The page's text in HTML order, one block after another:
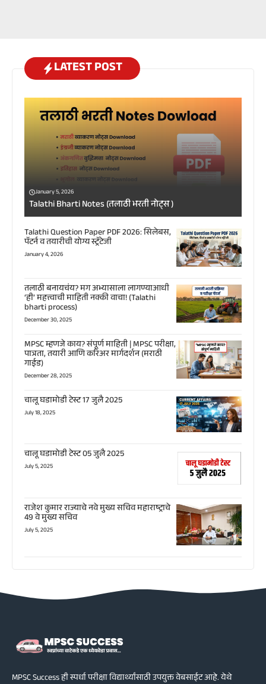
LATEST POST
January 5, 2026
Talathi Bharti Notes (तलाठी भरती नोट्स )
Talathi Question Paper PDF 2026: सिलेबस,
पॅटर्न व तयारीची योग्य स्ट्रॅटेजी
January 4, 2026
तलाठी बनायचंय? मग अभ्यासाला लागण्याआधी
‘ही’ महत्त्वाची माहिती नक्की वाचा! (Talathi
bharti process)
December 30, 2025
MPSC म्हणजे काय? संपूर्ण माहिती | MPSC परीक्षा,
पात्रता, तयारी आणि करिअर मार्गदर्शन (मराठी
गाईड)
December 28, 2025
चालू घडामोडी टेस्ट 17 जुलै 2025
July 18, 2025
चालू घडामोडी टेस्ट 05 जुलै 2025
July 5, 2025
राजेश कुमार राज्याचे नवे मुख्य सचिव महाराष्ट्राचे
49 वे मुख्य सचिव
July 5, 2025
MPSC Success ही स्पर्धा परीक्षा विद्यार्थ्यांसाठी उपयुक्त वेबसाईट आहे. येथे